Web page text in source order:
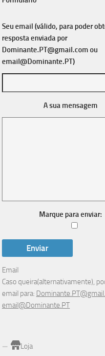
Seu email (válido, para poder
resposta enviada por
Dominante.PT@gmail.com ou
email@Dominante.PT)
A sua mensagem
Marque para enviar:
Email
Caso queira(alternativamente),
email para:
email@Dominante.PT
Loja